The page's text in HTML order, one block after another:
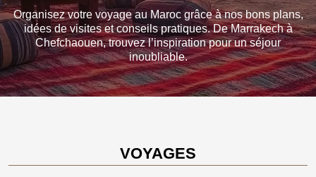
Organisez votre voyage au Maroc grâce à nos bons plans,
idées de visites et conseils pratiques. De Marrakech à
Chefchaouen, trouvez l’inspiration pour un séjour
inoubliable.
Voyages
Comment voyager au Maroc sans se ruiner ?
VOYAGES